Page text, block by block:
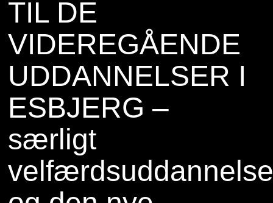
TIL DE
VIDEREGÅENDE
UDDANNELSER I
ESBJERG –
særligt